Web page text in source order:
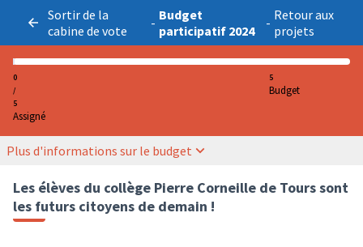
Sortir de la
cabine de vote
- Budget
participatif 2024
- Retour aux
projets
0
/
5
Assigné
5
Budget
Plus d'informations sur le budget
Les élèves du collège Pierre Corneille de Tours sont
les futurs citoyens de demain !